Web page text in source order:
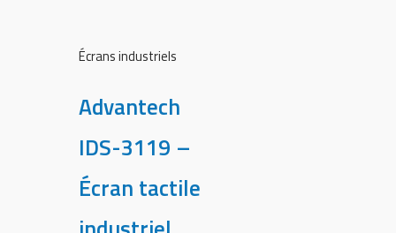
Écrans industriels
Advantech
IDS-3119 –
Écran tactile